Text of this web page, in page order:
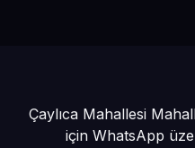
Çaylıca Mahallesi
için WhatsApp